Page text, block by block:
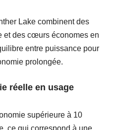
Lake combinent des
et des cœurs économes en
entre puissance pour
prolongée.
réelle en usage
supérieure à 10